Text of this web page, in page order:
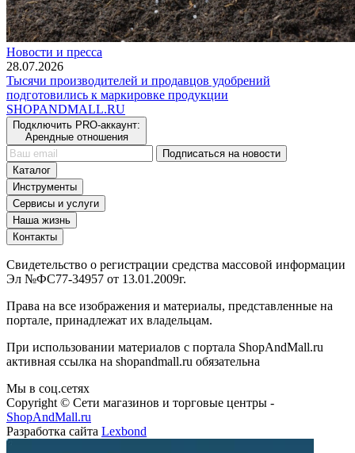
Новости и пресса
28.07.2026
Тысячи производителей и продавцов удобрений
подготовились к маркировке продукции
SHOPANDMALL.RU
Подключить PRO-аккаунт:
Арендные отношения
Подписаться на новости
Каталог
Инструменты
Сервисы и услуги
Наша жизнь
Контакты
Свидетельство о регистрации средства массовой информации
Эл №ФС77-34957 от 13.01.2009г.
Права на все изображения и материалы, представленные на
портале, принадлежат их владельцам.
При использовании материалов с портала ShopAndMall.ru
активная ссылка на shopandmall.ru обязательна
Мы в соц.сетях
Copyright © Сети магазинов и торговые центры -
ShopAndMall.ru
Разработка сайта Lexbond